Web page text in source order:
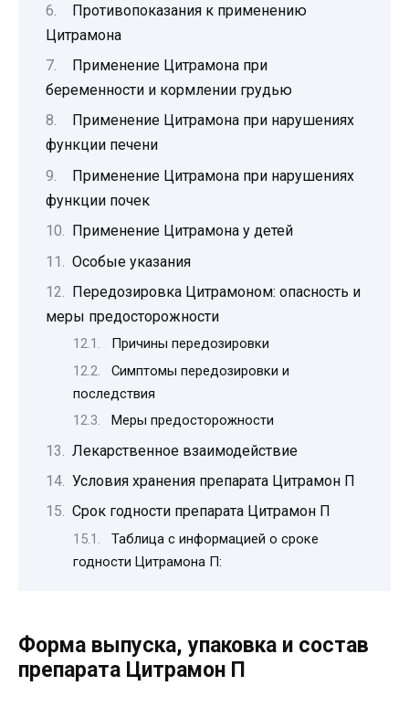
Противопоказания к применению
Цитрамона
Применение Цитрамона при
беременности и кормлении грудью
Применение Цитрамона при нарушениях
функции печени
Применение Цитрамона при нарушениях
функции почек
Применение Цитрамона у детей
Особые указания
Передозировка Цитрамоном: опасность и
меры предосторожности
Причины передозировки
Симптомы передозировки и
последствия
Меры предосторожности
Лекарственное взаимодействие
Условия хранения препарата Цитрамон П
Срок годности препарата Цитрамон П
Таблица с информацией о сроке
годности Цитрамона П:
Форма выпуска, упаковка и состав
препарата Цитрамон П